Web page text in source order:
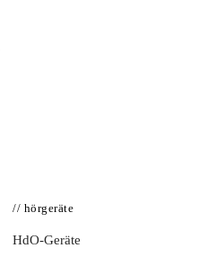
// hörgeräte
HdO-Geräte